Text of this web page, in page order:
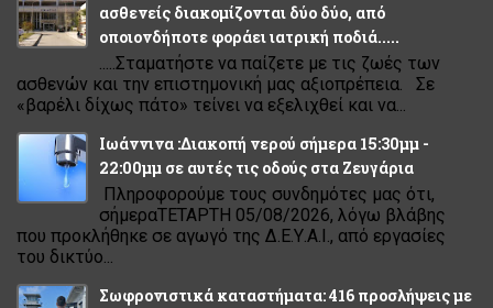
ασθενείς διακομίζονται δύο δύο, από
οποιονδήποτε φοράει ιατρική ποδιά.....
.....Σταματήστε να παίζετε με τις ζωές των
ασθενών και την επιστημονική μας αξιοπρέπεια. Σε
«βαρέλι δίχως πάτο» τείνει να εξελιχθεί και να...
Ιωάννινα :Διακοπή νερού σήμερα 15:30μμ -
22:00μμ σε αυτές τις οδούς στα Ζευγάρια
Πληροφορούμε τους συνδημότες μας ότι,
σήμεραΤΕΤΑΡΤΗ 05/08/2026, λόγω βλάβης
που προκλήθηκε σε αγωγό της Δ.Ε.Υ.Α.Ι., από εργασίες
του δικτύο...
Σωφρονιστικά καταστήματα: 416 προσλήψεις με